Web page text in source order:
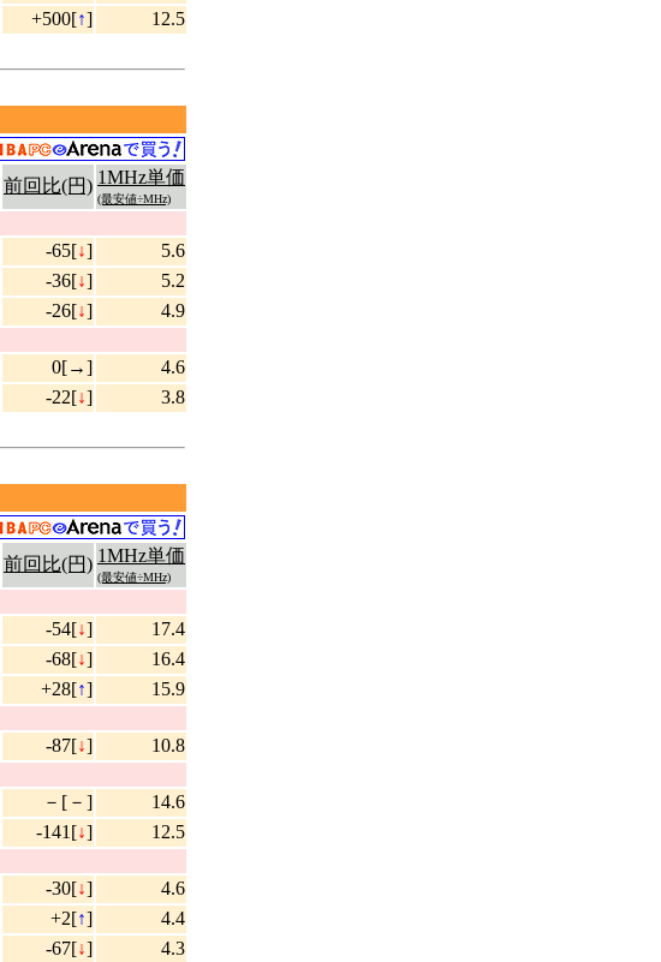
+500[↑] 12.5
前回比(円) 1MHz単価
(最安値÷MHz)
-65[↓]
5.6
-36[↓]
5.2
-26[↓]
4.9
0[→]
4.6
-22[↓] 3.8
前回比(円) 1MHz単価
(最安値÷MHz)
-54[↓]
17.4
-68[↓]
16.4
+28[↑]
15.9
-87[↓]
10.8
－[－]
14.6
-141[↓]
12.5
-30[↓]
4.6
+2[↑]
4.4
-67[↓]
4.3